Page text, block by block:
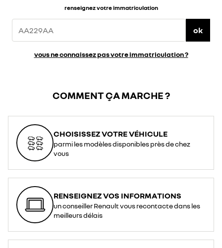
renseignez votre immatriculation
ok
vous ne connaissez pas votre immatriculation ?
COMMENT ÇA MARCHE ?
CHOISISSEZ VOTRE VÉHICULE
parmi les modèles disponibles près de chez
vous
RENSEIGNEZ VOS INFORMATIONS
un conseiller Renault vous recontacte dans les
meilleurs délais